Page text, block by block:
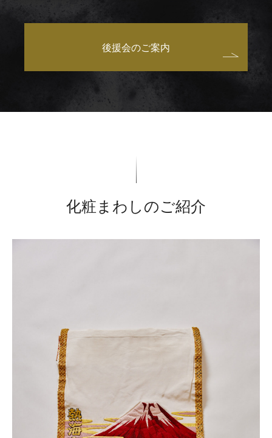
後援会のご案内
化粧まわしのご紹介